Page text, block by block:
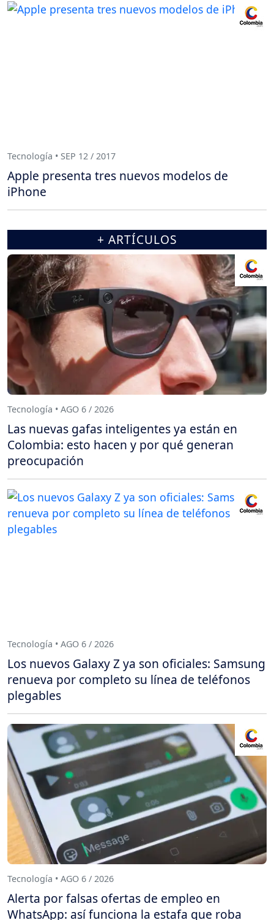
Tecnología • SEP 12 / 2017
Apple presenta tres nuevos modelos de
iPhone
+ ARTÍCULOS
Tecnología • AGO 6 / 2026
Las nuevas gafas inteligentes ya están en
Colombia: esto hacen y por qué generan
preocupación
Tecnología • AGO 6 / 2026
Los nuevos Galaxy Z ya son oficiales: Samsung
renueva por completo su línea de teléfonos
plegables
Tecnología • AGO 6 / 2026
Alerta por falsas ofertas de empleo en
WhatsApp: así funciona la estafa que roba